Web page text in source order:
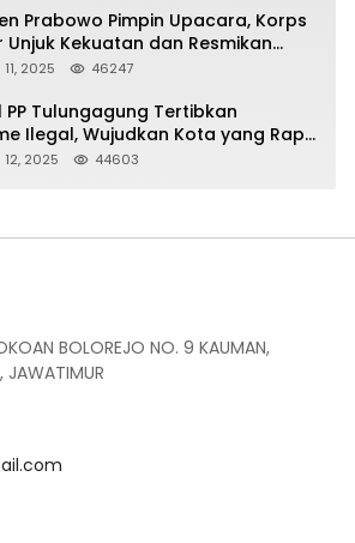
Prabowo Pimpin Upacara, Korps
Unjuk Kekuatan dan Resmikan
Baru
2025 46247
PP Tulungagung Tertibkan
Ilegal, Wujudkan Kota yang Rapi
2025 44603
BOLOREJO NO. 9 KAUMAN,
JAWATIMUR